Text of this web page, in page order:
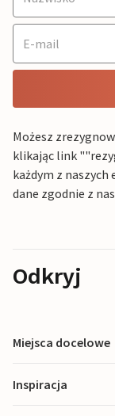
Możesz
klikając link
każdym z
dane zgodnie z
Odkryj
Miejsca docelowe
Inspiracja